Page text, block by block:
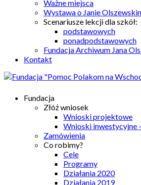
Ważne miejsca
Wystawa o Janie
Scenariusze lekcji dla szkół:
podstawowych
ponadpodstawowych
Fundacja Archiwum Jana
Kontakt
Fundacja
Złóż wniosek
Wnioski projektowe
Wnioski inwestycyjne
Zamówienia
Co robimy?
Cele
Programy
Działania 2020
Działania 2019